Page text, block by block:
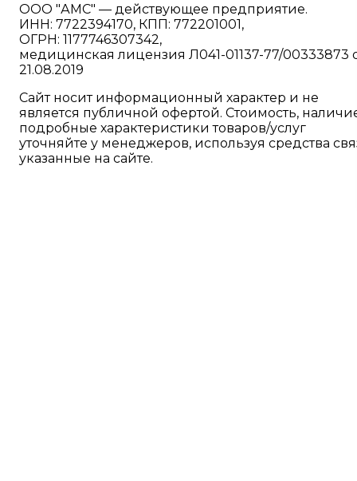
ООО "АМС" — действующее предприятие.
ИНН: 7722394170, КПП: 772201001,
ОГРН: 1177746307342,
медицинская лицензия Л041-01137-77/00333873
21.08.2019
Сайт носит информационный характер и не
является публичной офертой. Стоимость,
подробные характеристики товаров/услуг
уточняйте у менеджеров, используя средства
указанные на сайте.